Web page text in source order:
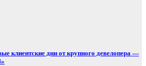
клиентские дни от крупного девелопера —